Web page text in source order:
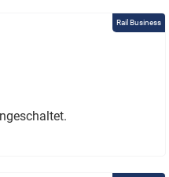
Rail Business